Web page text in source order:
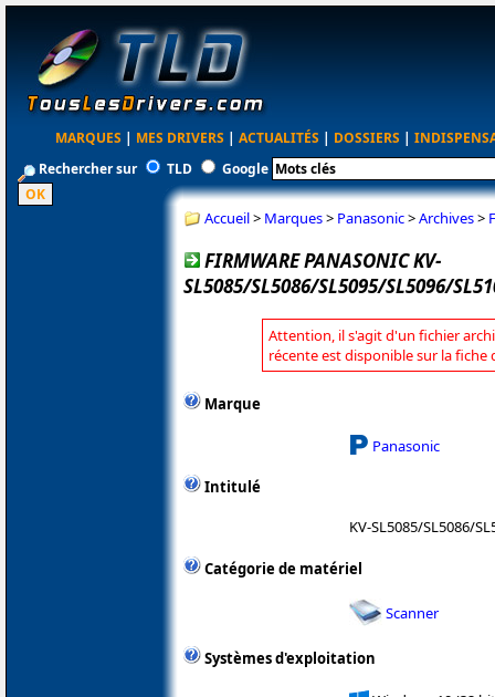
MARQUES | MES DRIVERS | ACTUALITÉS | DOSSIERS |
Rechercher sur
TLD Google
Accueil> Marques> Panasonic>Archives>
FIRMWARE PANASONIC KV-
SL5085/SL5086/SL5095/SL5096/
Attention, il s'agit d'un fichier
récente est disponible sur la fiche
Marque
Panasonic
Intitulé
KV-SL5085/SL5086/
Catégorie de matériel
Scanner
Systèmes d'exploitation